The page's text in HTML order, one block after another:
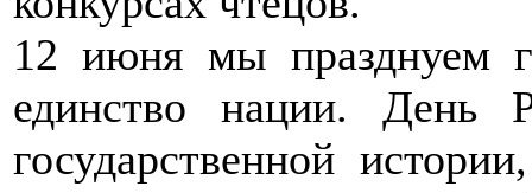
12 июня мы празднуем
единство нации. День
государственной